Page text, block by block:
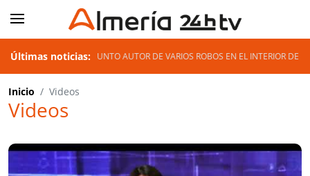
Últimas noticias:
PRESUNTO AUTOR DE VARIOS ROBOS EN EL INTERIOR DE VEHÍCULOS
Videos
Inicio Videos